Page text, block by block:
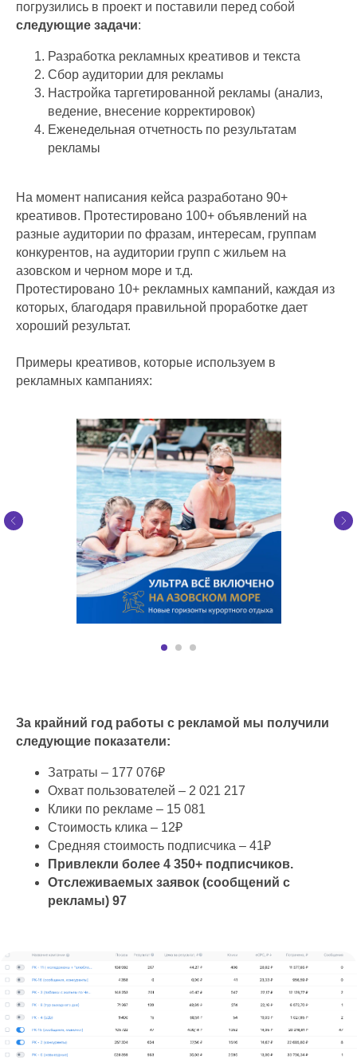
погрузились в проект и поставили перед собой
следующие задачи:
Разработка рекламных креативов и текста
Сбор аудитории для рекламы
Настройка таргетированной рекламы (анализ,
ведение, внесение корректировок)
Еженедельная отчетность по результатам
рекламы
На момент написания кейса разработано 90+
креативов. Протестировано 100+ объявлений на
разные аудитории по фразам, интересам, группам
конкурентов, на аудитории групп с жильем на
азовском и черном море и т.д.
Протестировано 10+ рекламных кампаний, каждая из
которых, благодаря правильной проработке дает
хороший результат.
Примеры креативов, которые используем в
рекламных кампаниях:
За крайний год работы с рекламой мы получили
следующие показатели:
Затраты – 177 076₽
Охват пользователей – 2 021 217
Клики по рекламе – 15 081
Стоимость клика – 12₽
Средняя стоимость подписчика – 41₽
Привлекли более 4 350+ подписчиков.
Отслеживаемых заявок (сообщений с
рекламы) 97